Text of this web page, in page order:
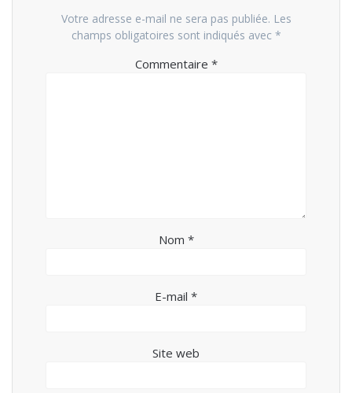
Votre adresse e-mail ne sera pas publiée. Les
champs obligatoires sont indiqués avec *
Commentaire *
Nom *
E-mail *
Site web